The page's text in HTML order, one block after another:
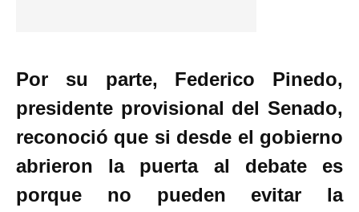
Por su parte, Federico Pinedo,
presidente provisional del Senado,
reconoció que si desde el gobierno
abrieron la puerta al debate es
porque no pueden evitar la